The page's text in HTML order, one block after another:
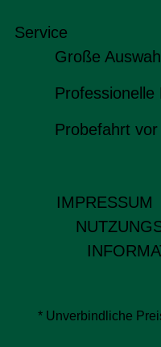
Service
Große
Professionelle
Probefahrt
IMPRESSUM
* Unverbindliche